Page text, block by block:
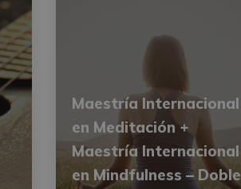
Maestría Internacional
en Meditación +
Maestría Internacional
en Mindfulness – Doble